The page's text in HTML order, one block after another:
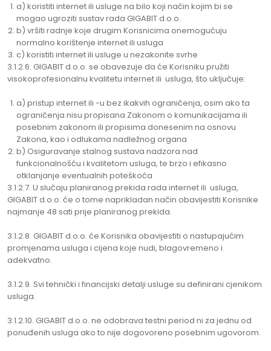
a) koristiti internet ili usluge na bilo koji način kojim bi se
mogao ugroziti sustav rada GIGABIT d.o.o.
b) vršiti radnje koje drugim Korisnicima onemogućuju
normalno korištenje internet ili usluga
c) koristiti internet ili usluge u nezakonite svrhe
3.1.2.6. GIGABIT d.o.o. se obavezuje da će Korisniku pružiti
visokoprofesionalnu kvalitetu internet ili usluga, što uključuje:
a) pristup internet ili -u bez ikakvih ograničenja, osim ako ta
ograničenja nisu propisana Zakonom o komunikacijama ili
posebnim zakonom ili propisima donesenim na osnovu
Zakona, kao i odlukama nadležnog organa
b) Osiguravanje stalnog sustava nadzora nad
funkcionalnošću i kvalitetom usluga, te brzo i efikasno
otklanjanje eventualnih poteškoća
3.1.2.7. U slučaju planiranog prekida rada internet ili usluga,
GIGABIT d.o.o. će o tome naprikladan način obavijestiti Korisnike
najmanje 48 sati prije planiranog prekida.
3.1.2.8. GIGABIT d.o.o. će Korisnika obavijestiti o nastupajućim
promjenama usluga i cijena koje nudi, blagovremeno i
adekvatno.
3.1.2.9. Svi tehnički i financijski detalji usluge su definirani cjenikom
usluga.
3.1.2.10. GIGABIT d.o.o. ne odobrava testni period ni za jednu od
ponuđenih usluga ako to nije dogovoreno posebnim ugovorom.